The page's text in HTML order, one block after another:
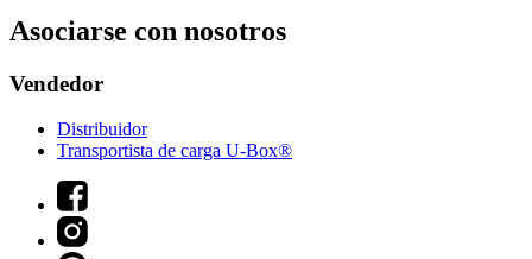
Asociarse con nosotros
Vendedor
Distribuidor
Transportista de carga U-Box®